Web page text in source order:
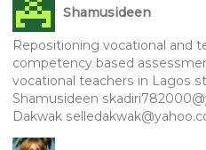
Shamusideen
Repositioning vocational and
competency based
vocational teachers in Lagos
Shamusideen
Dakwak